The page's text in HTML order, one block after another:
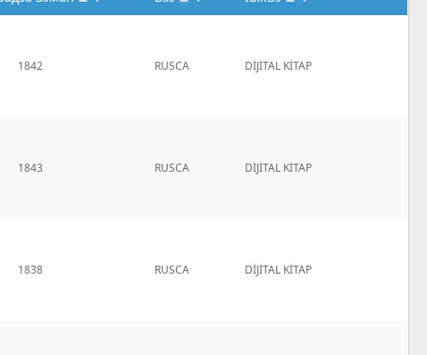
1842 RUSCA DİJİTAL KİTAP
1843 RUSCA DİJİTAL KİTAP
1838 RUSCA DİJİTAL KİTAP